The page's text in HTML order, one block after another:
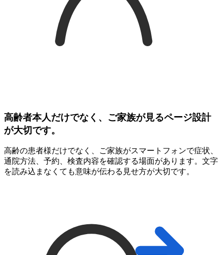
高齢者本人だけでなく、ご家族が見るページ設計
が大切です。
高齢の患者様だけでなく、ご家族がスマートフォンで症状、
通院方法、予約、検査内容を確認する場面があります。文字
を読み込まなくても意味が伝わる見せ方が大切です。